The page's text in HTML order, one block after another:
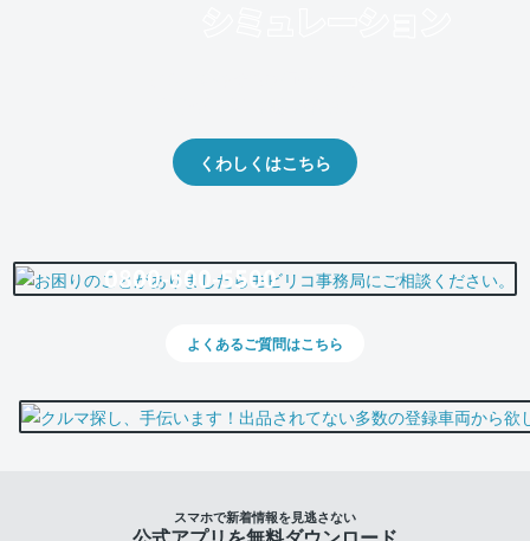
くわしくはこちら
0800-500-5500
よくあるご質問はこちら
スマホで新着情報を見逃さない